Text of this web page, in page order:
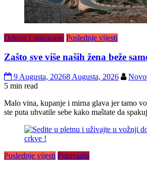
Odmor i putovanje Poslednje vijesti
Zašto sve više naših žena beže
9 Augusta, 20268 Augusta, 2026
5 min read
Malo vina, kupanje i mirna glava jer tamo
ste puta uhvatile sebe kako maštate da
Poslednje vijesti Putovanja